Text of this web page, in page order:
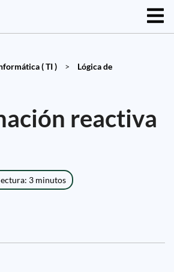
( TI ) >
Lógica de
reactiva
3 minutos